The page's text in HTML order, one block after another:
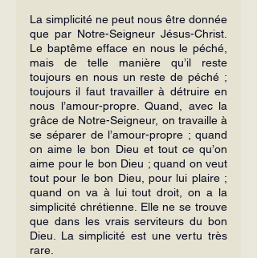
La simplicité ne peut nous être donnée
que par Notre-Seigneur Jésus-Christ.
Le baptême efface en nous le péché,
mais de telle manière qu’il reste
toujours en nous un reste de péché ;
toujours il faut travailler à détruire en
nous l’amour-propre. Quand, avec la
grâce de Notre-Seigneur, on travaille à
se séparer de l’amour-propre ; quand
on aime le bon Dieu et tout ce qu’on
aime pour le bon Dieu ; quand on veut
tout pour le bon Dieu, pour lui plaire ;
quand on va à lui tout droit, on a la
simplicité chrétienne. Elle ne se trouve
que dans les vrais serviteurs du bon
Dieu. La simplicité est une vertu très
rare.